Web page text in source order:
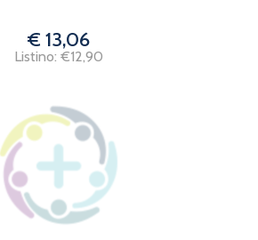
€ 13,06
Listino: €12,90